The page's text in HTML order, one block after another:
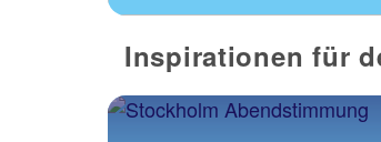
Inspirationen für